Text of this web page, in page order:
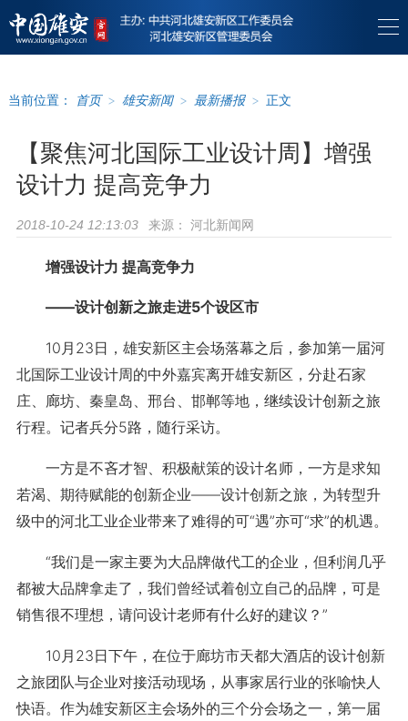
当前位置： 首页 > 雄安新闻 > 最新播报 > 正文
【聚焦河北国际工业设计周】增强
设计力 提高竞争力
2018-10-24 12:13:03 来源： 河北新闻网
增强设计力 提高竞争力
——设计创新之旅走进5个设区市
10月23日，雄安新区主会场落幕之后，参加第一届河
北国际工业设计周的中外嘉宾离开雄安新区，分赴石家
庄、廊坊、秦皇岛、邢台、邯郸等地，继续设计创新之旅
行程。记者兵分5路，随行采访。
一方是不吝才智、积极献策的设计名师，一方是求知
若渴、期待赋能的创新企业——设计创新之旅，为转型升
级中的河北工业企业带来了难得的可“遇”亦可“求”的机遇。
“我们是一家主要为大品牌做代工的企业，但利润几乎
都被大品牌拿走了，我们曾经试着创立自己的品牌，可是
销售很不理想，请问设计老师有什么好的建议？”
10月23日下午，在位于廊坊市天都大酒店的设计创新
之旅团队与企业对接活动现场，从事家居行业的张喻快人
快语。作为雄安新区主会场外的三个分会场之一，第一届